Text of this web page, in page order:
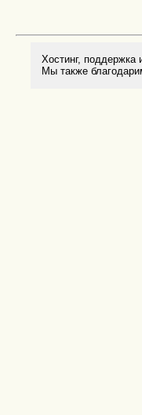
Хостинг, поддержка
Мы также